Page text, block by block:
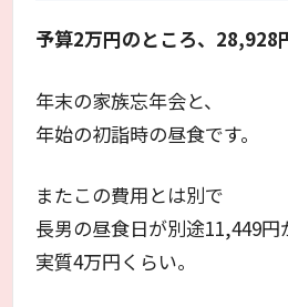
予算2万円のところ、28,928
年末の家族忘年会と、
年始の初詣時の昼食です。
またこの費用とは別で
長男の昼食日が別途11,449円
実質4万円くらい。